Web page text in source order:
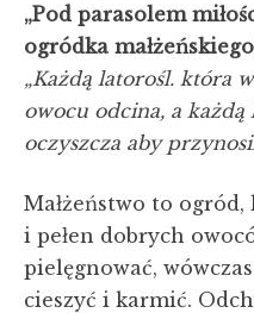
„Pod parasolem
ogródka
„Każdą latorośl. która
owocu odcina, a
oczyszcza aby
Małżeństwo to
i pełen dobrych
pielęgnować,
cieszyć i karmić.